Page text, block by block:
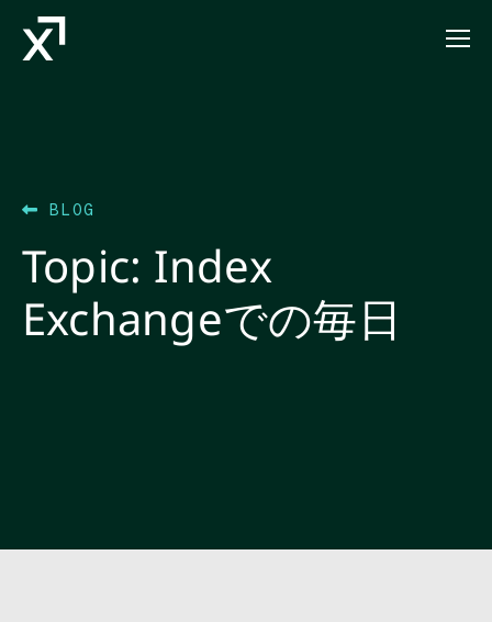
Index Exchange Home page
BLOG
Topic: Index
Exchangeでの毎日